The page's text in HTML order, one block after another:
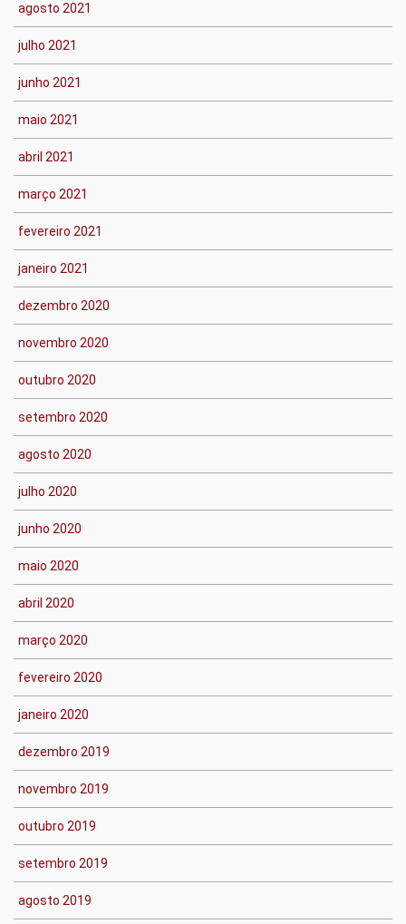
agosto 2021
julho 2021
junho 2021
maio 2021
abril 2021
março 2021
fevereiro 2021
janeiro 2021
dezembro 2020
novembro 2020
outubro 2020
setembro 2020
agosto 2020
julho 2020
junho 2020
maio 2020
abril 2020
março 2020
fevereiro 2020
janeiro 2020
dezembro 2019
novembro 2019
outubro 2019
setembro 2019
agosto 2019